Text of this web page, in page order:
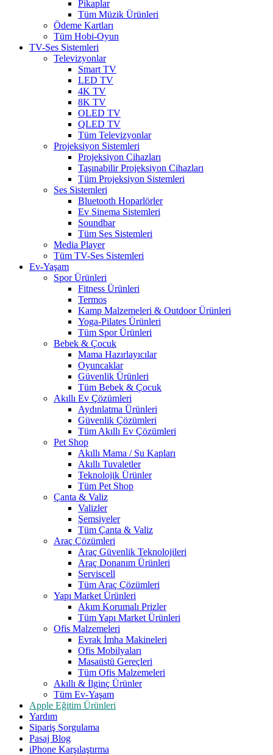
Pikaplar
Tüm Müzik Ürünleri
Ödeme Kartları
Tüm Hobi-Oyun
TV-Ses Sistemleri
Televizyonlar
Smart TV
LED TV
4K TV
8K TV
OLED TV
QLED TV
Tüm Televizyonlar
Projeksiyon Sistemleri
Projeksiyon Cihazları
Taşınabilir Projeksiyon Cihazları
Tüm Projeksiyon Sistemleri
Ses Sistemleri
Bluetooth Hoparlörler
Ev Sinema Sistemleri
Soundbar
Tüm Ses Sistemleri
Media Player
Tüm TV-Ses Sistemleri
Ev-Yaşam
Spor Ürünleri
Fitness Ürünleri
Termos
Kamp Malzemeleri & Outdoor Ürünleri
Yoga-Pilates Ürünleri
Tüm Spor Ürünleri
Bebek & Çocuk
Mama Hazırlayıcılar
Oyuncaklar
Güvenlik Ürünleri
Tüm Bebek & Çocuk
Akıllı Ev Çözümleri
Aydınlatma Ürünleri
Güvenlik Çözümleri
Tüm Akıllı Ev Çözümleri
Pet Shop
Akıllı Mama / Su Kapları
Akıllı Tuvaletler
Teknolojik Ürünler
Tüm Pet Shop
Çanta & Valiz
Valizler
Şemsiyeler
Tüm Çanta & Valiz
Araç Çözümleri
Araç Güvenlik Teknolojileri
Araç Donanım Ürünleri
Serviscell
Tüm Araç Çözümleri
Yapı Market Ürünleri
Akım Korumalı Prizler
Tüm Yapı Market Ürünleri
Ofis Malzemeleri
Evrak İmha Makineleri
Ofis Mobilyaları
Masaüstü Gereçleri
Tüm Ofis Malzemeleri
Akıllı & İlginç Ürünler
Tüm Ev-Yaşam
Apple Eğitim Ürünleri
Yardım
Sipariş Sorgulama
Pasaj Blog
iPhone Karşılaştırma